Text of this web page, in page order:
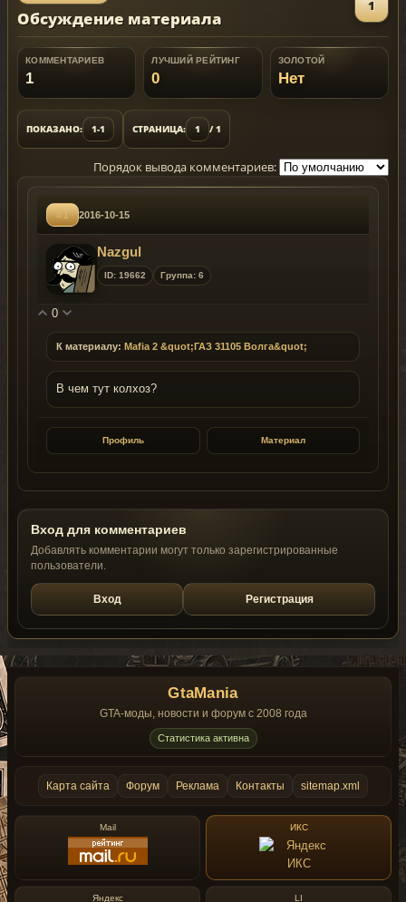
Обсуждение материала
1
КОММЕНТАРИЕВ
1
ЛУЧШИЙ РЕЙТИНГ
0
ЗОЛОТОЙ
Нет
ПОКАЗАНО: 1-1 СТРАНИЦА: 1 / 1
Порядок вывода комментариев:
#1 2016-10-15
Nazgul
ID: 19662 Группа: 6
0
К материалу: Mafia 2 &quot;ГАЗ 31105 Волга&quot;
В чем тут колхоз?
Профиль Материал
Вход для комментариев
Добавлять комментарии могут только зарегистрированные
пользователи.
Вход Регистрация
GtaMania
GTA-моды, новости и форум с 2008 года
Статистика активна
Карта сайта Форум Реклама Контакты sitemap.xml
Mail ИКС
Яндекс LI